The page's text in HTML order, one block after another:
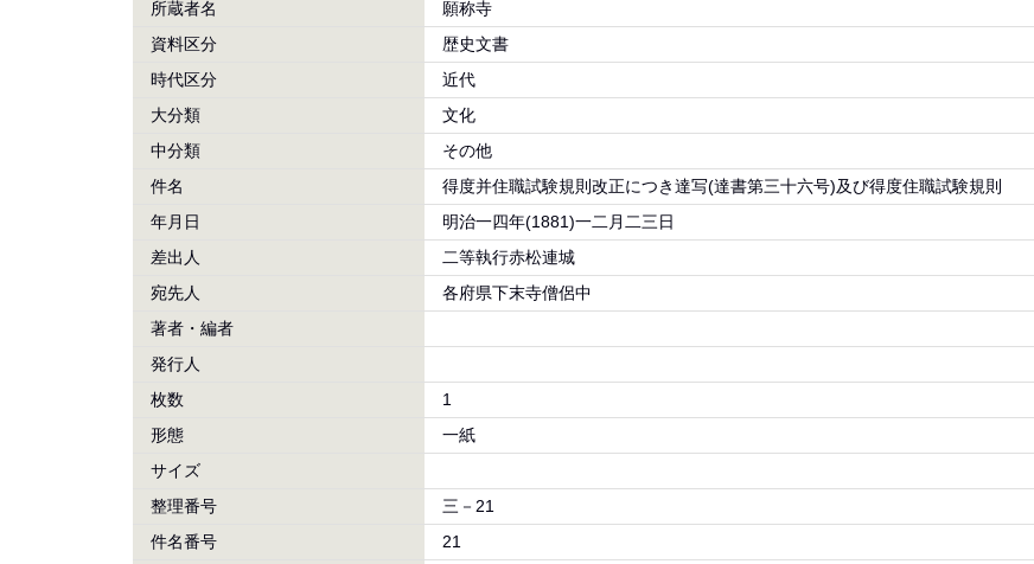
所蔵者名
願称寺
資料区分
歴史文書
時代区分
近代
大分類
文化
中分類
その他
件名
得度并住職試験規則改正につき達写(達書第三十六号)及び得度住職試験規則
年月日
明治一四年(1881)一二月二三日
差出人
二等執行赤松連城
宛先人
各府県下末寺僧侶中
著者・編者
発行人
枚数
1
形態
一紙
サイズ
整理番号
三－21
件名番号
21